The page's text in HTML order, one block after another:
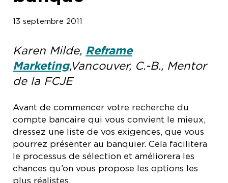
13 septembre 2011
Karen Milde, Reframe
Marketing,Vancouver, C.-B., Mentor
de la FCJE
Avant de commencer votre recherche du
compte bancaire qui vous convient le mieux,
dressez une liste de vos exigences, que vous
pourrez présenter au banquier. Cela facilitera
le processus de sélection et améliorera les
chances qu’on vous propose les options les
plus réalistes.